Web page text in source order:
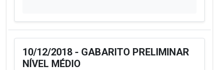
10/12/2018 - GABARITO PRELIMINAR
NÍVEL MÉDIO